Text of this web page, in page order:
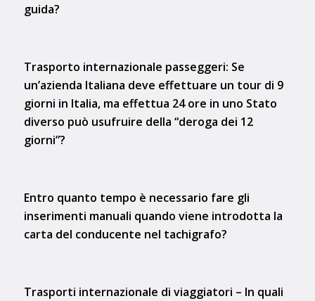
guida?
Trasporto internazionale passeggeri: Se
un’azienda Italiana deve effettuare un tour di 9
giorni in Italia, ma effettua 24 ore in uno Stato
diverso può usufruire della “deroga dei 12
giorni”?
Entro quanto tempo è necessario fare gli
inserimenti manuali quando viene introdotta la
carta del conducente nel tachigrafo?
Trasporti internazionale di viaggiatori – In quali